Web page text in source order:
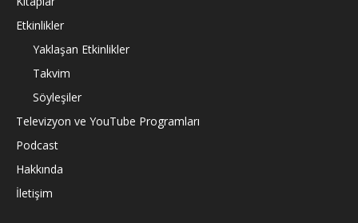
Etkinlikler
Yaklaşan Etkinlikler
Takvim
Söyleşiler
Televizyon ve YouTube Programları
Podcast
Hakkında
İletişim